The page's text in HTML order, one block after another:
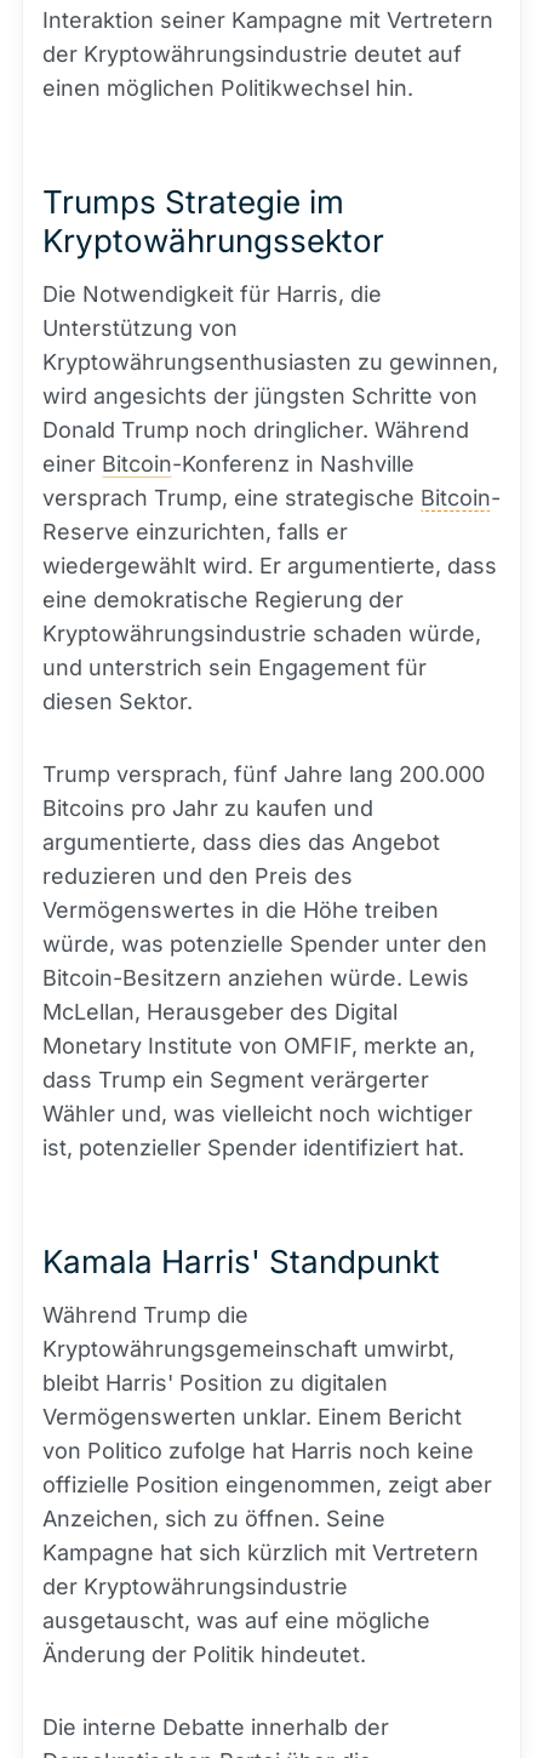
Interaktion seiner Kampagne mit Vertretern
der Kryptowährungsindustrie deutet auf
einen möglichen Politikwechsel hin.
Trumps Strategie im
Kryptowährungssektor
Die Notwendigkeit für Harris, die
Unterstützung von
Kryptowährungsenthusiasten zu gewinnen,
wird angesichts der jüngsten Schritte von
Donald Trump noch dringlicher. Während
einer Bitcoin-Konferenz in Nashville
versprach Trump, eine strategische Bitcoin-
Reserve einzurichten, falls er
wiedergewählt wird. Er argumentierte, dass
eine demokratische Regierung der
Kryptowährungsindustrie schaden würde,
und unterstrich sein Engagement für
diesen Sektor.
Trump versprach, fünf Jahre lang 200.000
Bitcoins pro Jahr zu kaufen und
argumentierte, dass dies das Angebot
reduzieren und den Preis des
Vermögenswertes in die Höhe treiben
würde, was potenzielle Spender unter den
Bitcoin-Besitzern anziehen würde. Lewis
McLellan, Herausgeber des Digital
Monetary Institute von OMFIF, merkte an,
dass Trump ein Segment verärgerter
Wähler und, was vielleicht noch wichtiger
ist, potenzieller Spender identifiziert hat.
Kamala Harris' Standpunkt
Während Trump die
Kryptowährungsgemeinschaft umwirbt,
bleibt Harris' Position zu digitalen
Vermögenswerten unklar. Einem Bericht
von Politico zufolge hat Harris noch keine
offizielle Position eingenommen, zeigt aber
Anzeichen, sich zu öffnen. Seine
Kampagne hat sich kürzlich mit Vertretern
der Kryptowährungsindustrie
ausgetauscht, was auf eine mögliche
Änderung der Politik hindeutet.
Die interne Debatte innerhalb der